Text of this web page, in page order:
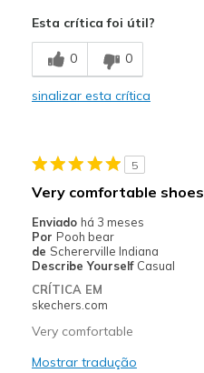
Esta crítica foi útil?
0 0
sinalizar esta crítica
5
Very comfortable shoes
Enviado há 3 meses
Por Pooh bear
de Schererville Indiana
Describe Yourself Casual
CRÍTICA EM
skechers.com
Very comfortable
Mostrar tradução